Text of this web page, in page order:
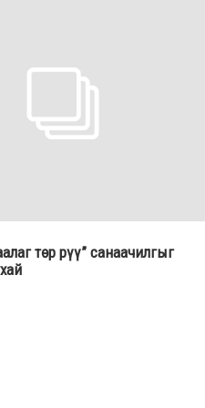
төр рүү” санаачилгыг